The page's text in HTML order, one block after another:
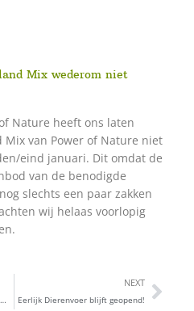
Mix wederom niet
Nature heeft ons laten
van Power of Nature niet
eind januari. Dit omdat de
van de benodigde
slechts een paar zakken
wij helaas voorlopig
Leveringen en afhalingen december 2020
NEXT
Eerlijk Dierenvoer blijft geopend!